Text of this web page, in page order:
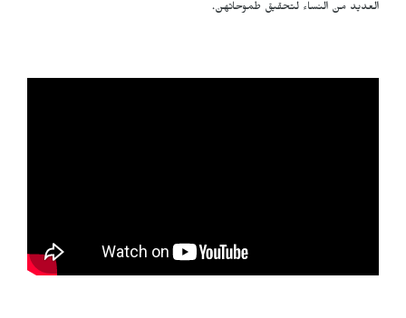
العديد من النساء لتحقيق طموحاتهن.